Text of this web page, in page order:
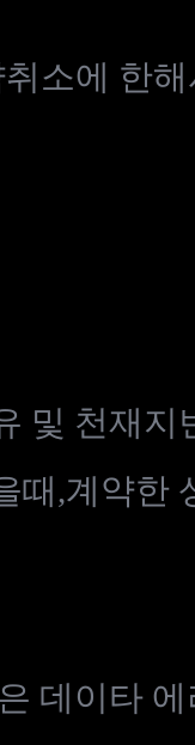
소에 한
및 천재지
때,계약한
데이타 에